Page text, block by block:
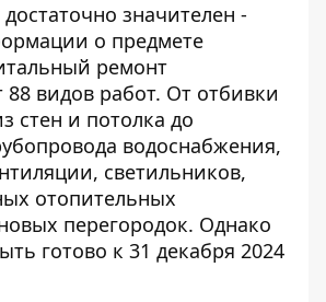
значителен -
о предмете
ремонт
88 видов работ. От отбивки
стен и потолка до
водоснабжения,
светильников,
отопительных
перегородок. Однако
готово к 31 декабря 2024